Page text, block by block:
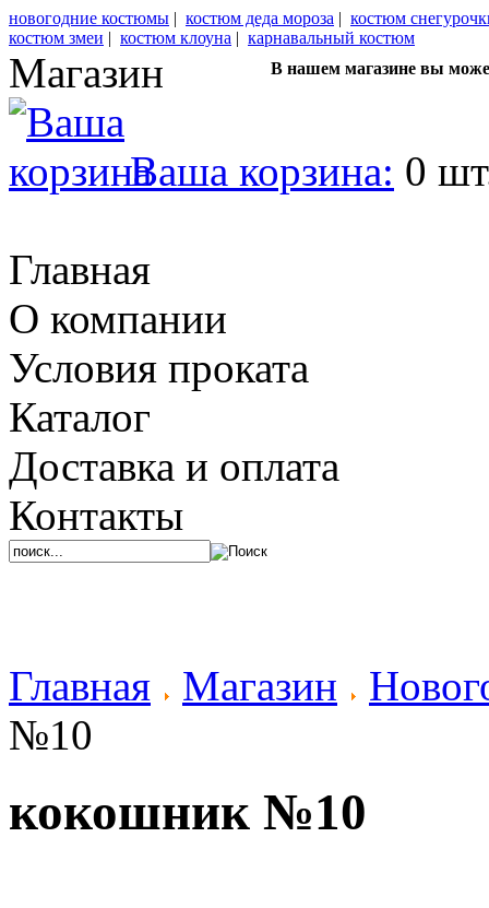
новогодние костюмы | костюм деда мороза | костюм
костюм змеи | костюм клоуна | карнавальный костюм
Магазин В нашем магазине вы
Ваша корзина: 0
Главная
О компании
Условия проката
Каталог
Доставка и оплата
Контакты
Главная Магазин
№10
кокошник №10